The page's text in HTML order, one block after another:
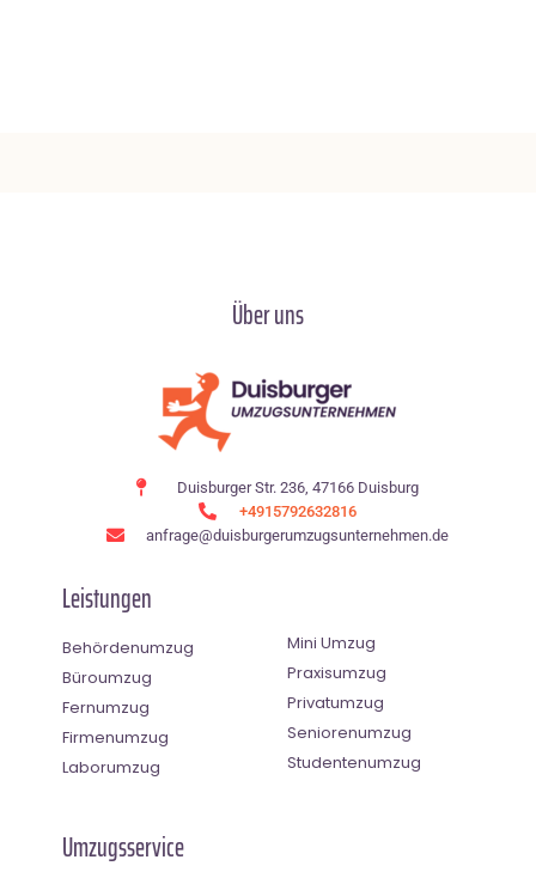
Über uns
Duisburger Str. 236, 47166 Duisburg
+4915792632816
anfrage@duisburgerumzugsunternehmen.de
Leistungen
Behördenumzug
Büroumzug
Fernumzug
Firmenumzug
Laborumzug
Mini Umzug
Praxisumzug
Privatumzug
Seniorenumzug
Studentenumzug
Umzugsservice